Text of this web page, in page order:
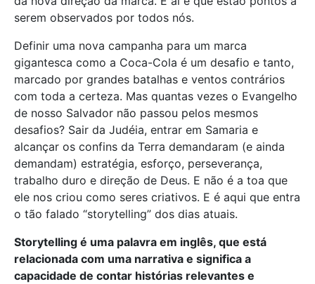
serem observados por todos nós.
Definir uma nova campanha para um marca
gigantesca como a Coca-Cola é um desafio e tanto,
marcado por grandes batalhas e ventos contrários
com toda a certeza. Mas quantas vezes o Evangelho
de nosso Salvador não passou pelos mesmos
desafios? Sair da Judéia, entrar em Samaria e
alcançar os confins da Terra demandaram (e ainda
demandam) estratégia, esforço, perseverança,
trabalho duro e direção de Deus. E não é a toa que
ele nos criou como seres criativos. E é aqui que entra
o tão falado “storytelling” dos dias atuais.
Storytelling é uma palavra em inglês, que está
relacionada com uma narrativa e significa a
capacidade de contar histórias relevantes e